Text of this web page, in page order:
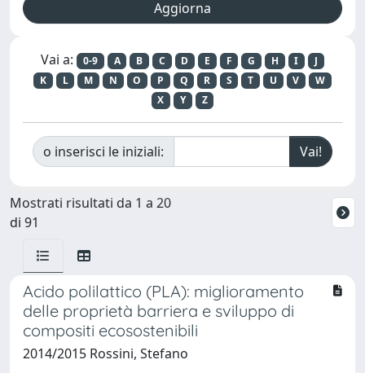
Vai a: 0-9 A B C D E F G H I
J
K
L M N O P Q R S T U V
W
X
Y Z
o inserisci le iniziali:
Mostrati risultati da 1 a 20
di 91
Acido polilattico (PLA): miglioramento
delle proprietà barriera e sviluppo di
compositi ecosostenibili
2014/2015 Rossini, Stefano